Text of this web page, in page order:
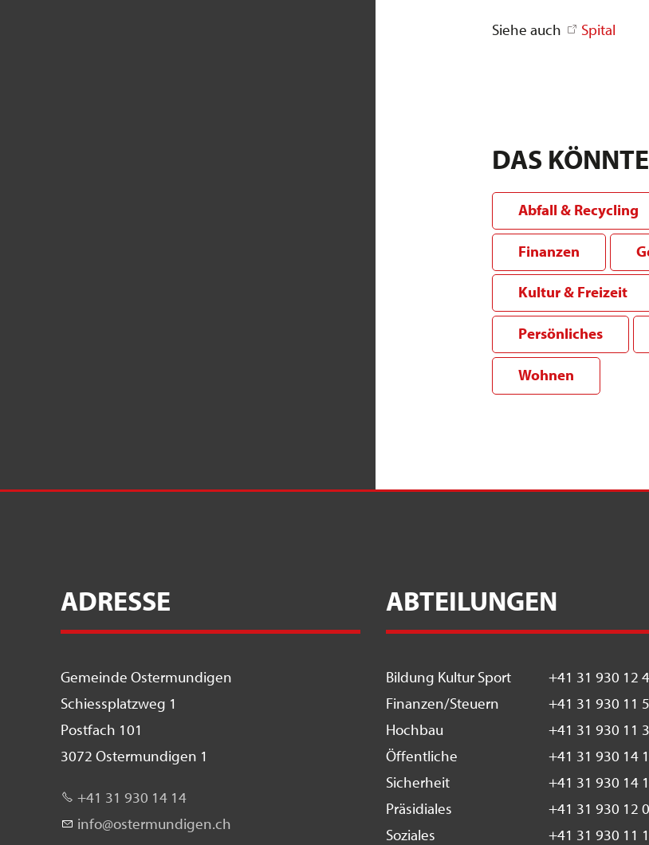
Siehe auch Spital
DAS
Abfall & Recycling
Finanzen
Kultur & Freizeit
Persönliches
Wohnen
ADRESSE
Gemeinde Ostermundigen
Schiessplatzweg 1
Postfach 101
3072 Ostermundigen 1
+41 31 930 14 14
nf
st rm nd g n ch
ABTEILUNGEN
Bildung Kultur Sport
Finanzen/Steuern
Hochbau
Öffentliche
Sicherheit
Präsidiales
Soziales
+41 31 930 12
+41 31 930 11
+41 31 930 11
+41 31 930 14
+41 31 930 14
+41 31 930 12
+41 31 930 11